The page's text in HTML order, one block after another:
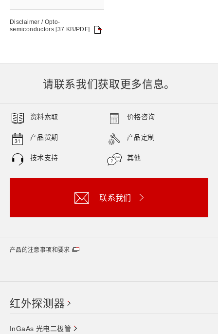
Disclaimer / Opto-
semiconductors [37 KB/PDF]
请联系我们获取更多信息。
资料索取 价格咨询
产品货期 产品定制
技术支持 其他
联系我们
产品的注意事项和要求
红外探测器
InGaAs 光电二极管